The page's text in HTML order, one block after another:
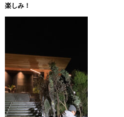
楽しみ！